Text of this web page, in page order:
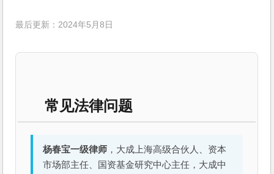
最后更新：2024年5月8日
常见法律问题
杨春宝一级律师 ，大成上海高级合伙人、资本
市场部主任、国资基金研究中心主任，大成中